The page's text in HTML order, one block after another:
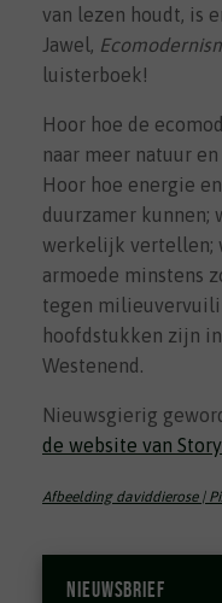
van lezen houdt, is
Jawel,
luisterboek!
Hoor hoe de
naar meer natuur
Hoor hoe energie
duurzamer kunnen;
werkelijk vertellen;
armoede minstens
tegen
hoofdstukken zijn
Westenend.
Nieuwsgierig
de website van
Afbeelding daviddierose |
Nieuwsbrief